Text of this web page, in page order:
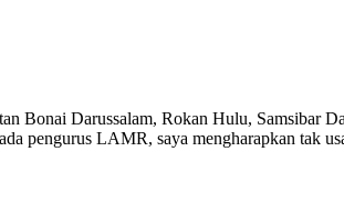
Bonai Darussalam, Rokan Hulu, Samsibar
pengurus LAMR, saya mengharapkan tak